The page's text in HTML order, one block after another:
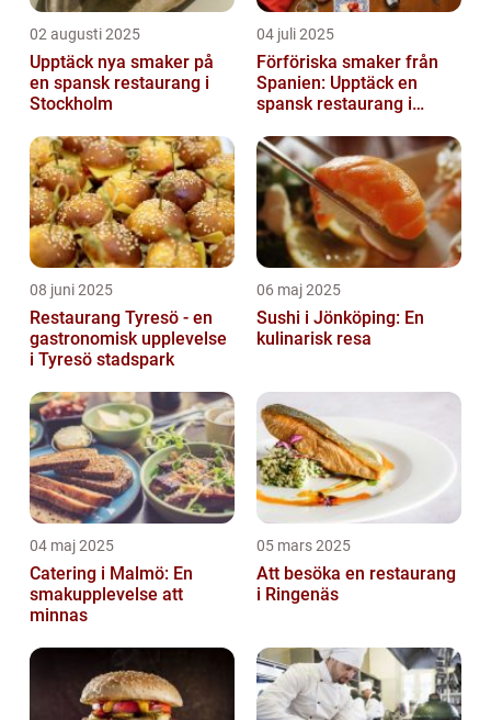
02 augusti 2025
Upptäck nya smaker på
en spansk restaurang i
Stockholm
04 juli 2025
Förföriska smaker från
Spanien: Upptäck en
spansk restaurang i
08 juni 2025
Restaurang Tyresö - en
gastronomisk upplevelse
i Tyresö stadspark
06 maj 2025
Sushi i Jönköping: En
kulinarisk resa
04 maj 2025
Catering i Malmö: En
smakupplevelse att
minnas
05 mars 2025
Att besöka en restaurang
i Ringenäs